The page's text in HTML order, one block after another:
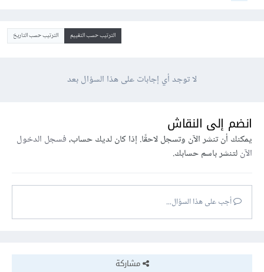
الترتيب حسب التقييم الترتيب حسب التاريخ
لا توجد أي إجابات على هذا السؤال بعد
انضم إلى النقاش
يمكنك أن تنشر الآن وتسجل لاحقًا. إذا كان لديك حساب،فسجل الدخول
الآنلتنشر باسم حسابك.
أجب على هذا السؤال...
مشاركة